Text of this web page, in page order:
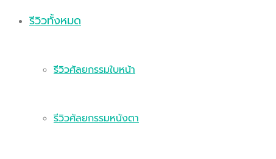
รีวิวทั้งหมด
รีวิวศัลยกรรมใบหน้า
รีวิวศัลยกรรมหนังตา